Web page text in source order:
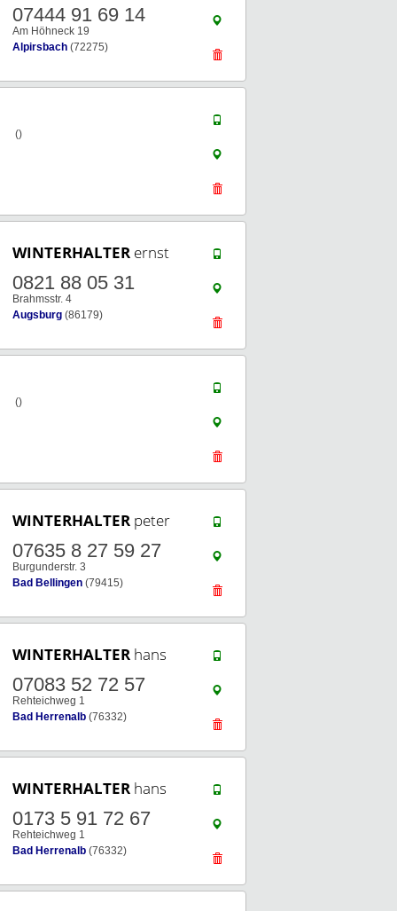
07444 91 69 14
Am Höhneck 19
Alpirsbach (72275)
()
WINTERHALTER ernst
0821 88 05 31
Brahmsstr. 4
Augsburg (86179)
()
WINTERHALTER peter
07635 8 27 59 27
Burgunderstr. 3
Bad Bellingen (79415)
WINTERHALTER hans
07083 52 72 57
Rehteichweg 1
Bad Herrenalb (76332)
WINTERHALTER hans
0173 5 91 72 67
Rehteichweg 1
Bad Herrenalb (76332)